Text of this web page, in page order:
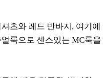
츠와 레드 반바지, 여기에
룩으로 센스있는 MC룩을